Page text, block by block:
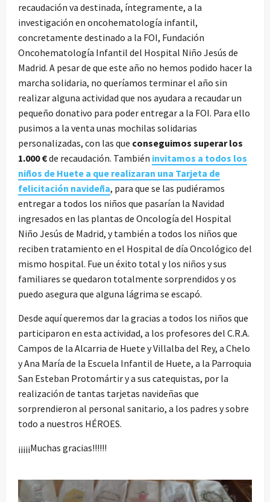
recaudación va destinada, íntegramente, a la
investigación en oncohematología infantil,
concretamente destinado a la FOI, Fundación
Oncohematología Infantil del Hospital Niño Jesús de
Madrid. A pesar de que este año no hemos podido hacer la
marcha solidaria, no queríamos terminar el año sin
realizar alguna actividad que nos ayudara a recaudar un
pequeño donativo para poder entregar a la FOI. Para ello
pusimos a la venta unas mochilas solidarias
personalizadas, con las que conseguimos superar los
1.000 €de recaudación. También invitamos a todos los
niños de Huete a que realizaran una Tarjeta de
felicitación navideña, para que se las pudiéramos
entregar a todos los niños que pasarían la Navidad
ingresados en las plantas de Oncología del Hospital
Niño Jesús de Madrid, y también a todos los niños que
reciben tratamiento en el Hospital de día Oncológico del
mismo hospital. Fue un éxito total y los niños y sus
familiares se quedaron totalmente sorprendidos y os
puedo asegura que alguna lágrima se escapó.
Desde aquí queremos dar la gracias a todos los niños que
participaron en esta actividad, a los profesores del C.R.A.
Campos de la Alcarria de Huete y Villalba del Rey, a Chelo
y Ana María de la Escuela Infantil de Huete, a la Parroquia
San Esteban Protomártir y a sus catequistas, por la
realización de tantas tarjetas navideñas que
sorprendieron al personal sanitario, a los padres y sobre
todo a nuestros HÉROES.
¡¡¡¡¡Muchas gracias!!!!!!